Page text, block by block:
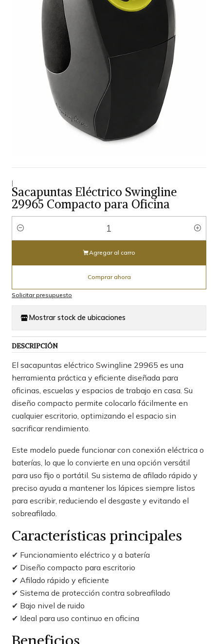
|
Sacapuntas Eléctrico Swingline
29965 Compacto para Oficina
Cantidad
Agregar al carro
Comprar ahora
Solicitar presupuesto
Mostrar stock de ubicaciones
DESCRIPCIÓN
El sacapuntas eléctrico Swingline 29965 es una
herramienta práctica y eficiente diseñada para
oficinas, escuelas y espacios de trabajo en casa. Su
diseño compacto permite colocarlo fácilmente en
cualquier escritorio, optimizando el espacio sin
sacrificar rendimiento.
Este modelo puede funcionar con conexión eléctrica o
baterías, lo que lo convierte en una opción versátil
para uso fijo o portátil. Su sistema de afilado rápido y
preciso ayuda a mantener los lápices siempre listos
para escribir, reduciendo el desgaste y evitando el
sobreafilado.
Características principales
✔ Funcionamiento eléctrico y a batería
✔ Diseño compacto para escritorio
✔ Afilado rápido y eficiente
✔ Sistema de protección contra sobreafilado
✔ Bajo nivel de ruido
✔ Ideal para uso continuo en oficina
Beneficios